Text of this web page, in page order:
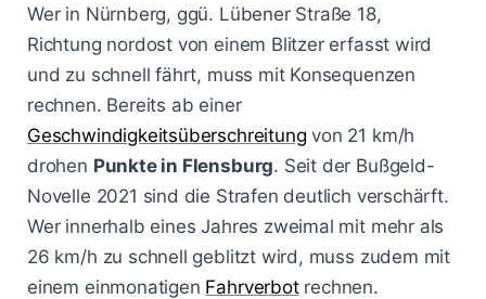
Geschwindigkeitsüberschreitung
Handy am Steuer
Rote Ampel überfahren
Bußgeldbescheid
Fahrerflucht
Fahrverbot
Illegale Autorennen
Online-Anhörung
Punkte in Flensburg
§ 24 StVG
§ 25 StVG
§ 28 StVG
§ 49 StVO
§ 315 StGB
§ 55 OWiG
Messverfahren
ESO ES 8.0
PoliScan Speed
TraffiStar S350
Lasermessungen
Blog
Kampf gegen Raser
Verkehrsunfälle
Änderungen 2025
Blitzer
Aachen - Krefelder Str.
A3 - Solingen
Zum Bußgeldcheck
Wer in Nürnberg, ggü. Lübener Straße 18,
Richtung nordost von einem Blitzer erfasst wird
und zu schnell fährt, muss mit Konsequenzen
rechnen. Bereits ab einer
Geschwindigkeitsüberschreitung von 21 km/h
drohen Punkte in Flensburg. Seit der Bußgeld-
Novelle 2021 sind die Strafen deutlich verschärft.
Wer innerhalb eines Jahres zweimal mit mehr als
26 km/h zu schnell geblitzt wird, muss zudem mit
einem einmonatigen Fahrverbotrechnen.